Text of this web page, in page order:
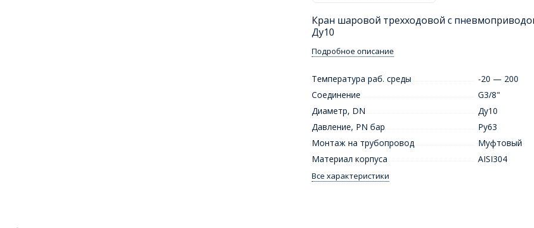
Кран шаровой трехходовой с
Ду10
Подробное описание
Температура раб. среды
-20 — 200
Соединение
G3/8"
Диаметр, DN
Ду10
Давление, PN бар
Ру63
Монтаж на трубопровод
Муфтовый
Материал корпуса
AISI304
Все характеристики